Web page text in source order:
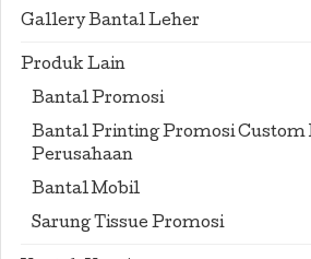
Gallery Bantal Leher
Produk Lain
Bantal Promosi
Bantal Printing Promosi Custom
Perusahaan
Bantal Mobil
Sarung Tissue Promosi